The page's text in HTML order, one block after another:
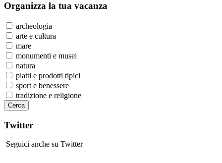
Organizza la tua vacanza
archeologia
arte e cultura
mare
monumenti e musei
natura
piatti e prodotti tipici
sport e benessere
tradizione e religione
Twitter
Seguici anche su Twitter